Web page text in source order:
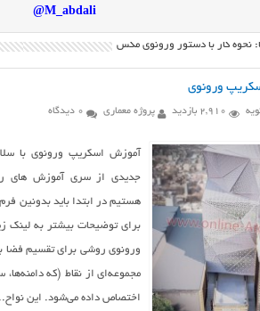
M_abdali@
نحوه کار با دستور ورونوی مکس
ورونوی
2,910 بازدید پروژه معماری 0 دیدگاه
آموزش اسکریپ ورونوی با
جدیدی از سری آموزش های
هستیم در ابتدا باید بدونین
برای توضیحات بیشتر به لینک
ورونوی روشی برای تقسیم فضا
مجموعه‌ای از نقاط (که دامنه‌ها،
اختصاص داده می‌شود. این